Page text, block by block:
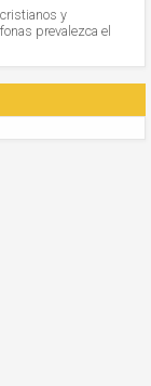
y
prevalezca el